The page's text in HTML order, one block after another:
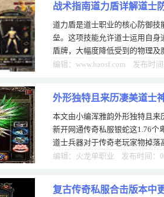
战术指南道力盾详解道士
道力盾是道士职业的核心防御
垒。这项技能允许道士运用自
盾牌，大幅度降低受到的物理
阵营时，道力盾的存在使道士能
编辑：www.haosf.com 发布时
外形独特且来历凄美道士
本文由小编浑雅韵外形独特且
新开网通传奇私服银蛇这1.76个
道士兵器对于传奇老玩家物掉
老铁的传奇生涯很长一段时间玩
编辑：火龙单职业 发布时间：
复古传奇私服合击版本中